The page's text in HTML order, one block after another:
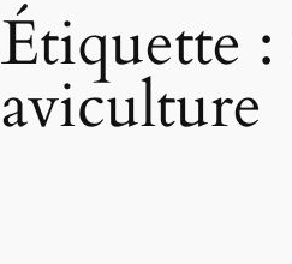
Étiquette :
aviculture